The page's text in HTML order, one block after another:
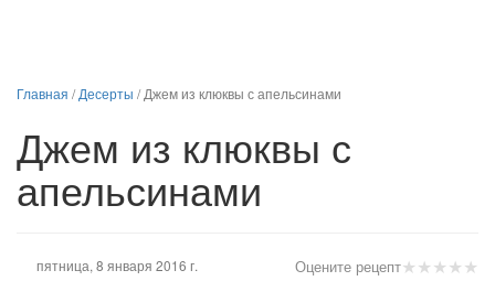
Главная /Десерты /Джем из клюквы с апельсинами
Джем из клюквы с
апельсинами
★★★★★
Оцените рецепт
пятница, 8 января 2016 г.